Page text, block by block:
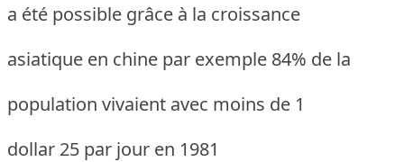
a été possible grâce à la croissance
asiatique en chine par exemple 84% de la
population vivaient avec moins de 1
dollar 25 par jour en 1981